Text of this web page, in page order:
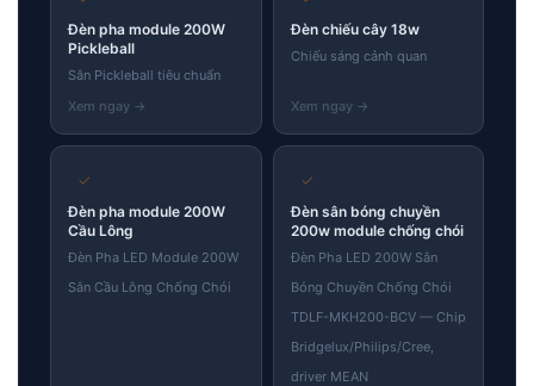
Đèn pha module 200W
Pickleball
Sân Pickleball tiêu chuẩn
Đèn chiếu cây 18w
Chiếu sáng cảnh quan
✓
Đèn pha module 200W
Cầu Lông
Đèn Pha LED Module 200W
Sân Cầu Lông Chống Chói
✓
Đèn sân bóng chuyền
200w module chống chói
Đèn Pha LED 200W Sân
Bóng Chuyền Chống Chói
TDLF-MKH200-BCV — Chip
Bridgelux/Philips/Cree,
driver MEAN